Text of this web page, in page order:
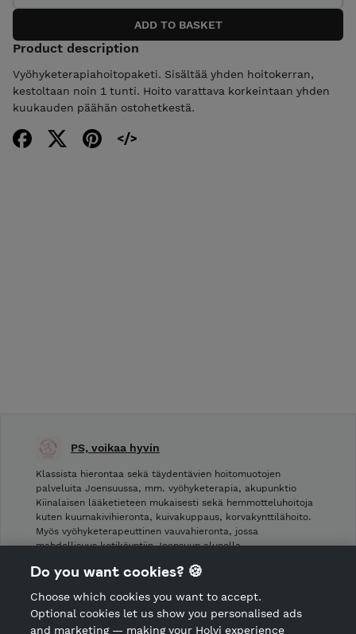
Product description
Vyöhyketerapiahoitopaketi. Sisältää yhden hoitokerran,
kestoltaan noin 1 tunti. Hoito varattava korkeintaan yhden
kuukauden päähän ostohetkestä.
PS, voikaa hyvin
Klassista hierontaa sekä täydentävien hoitomuotojen
palveluita Joensuussa, mm. vyöhyketerapia, akupunktio
Kiinalaisen lääketieteen mukaisesti sekä hemmotteluhoitoja
kuten kuumakivihieronta, kuivakuppaus, korvakynttilähoito.
Myös vyöhyketerapeuttinen vauvahieronta, jossa
mahdollisuus kotikäyntiin Joensuun alueella.
Shop privacy policy
CANCEL ORDER
Do you want cookies? 🍪
Choose which cookies you want to accept.
Optional cookies let us show you personalised ads
and marketing — making your Holvi experience